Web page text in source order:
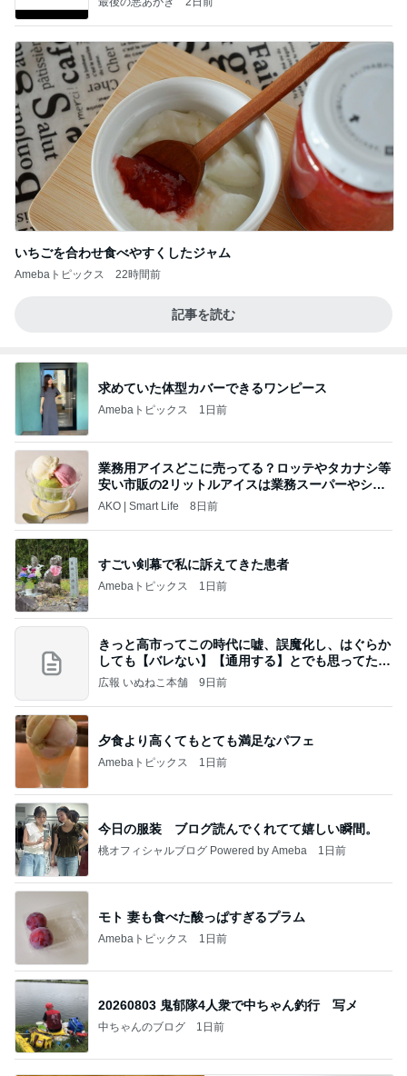
いちごを合わせ食べやすくしたジャム
Amebaトピックス 22時間前
記事を読む
求めていた体型カバーできるワンピース
Amebaトピックス 1日前
業務用アイスどこに売ってる？ロッテやタカナシ等
安い市販の2リットルアイスは業務スーパーやシャ
トレ
AKO | Smart Life 8日前
すごい剣幕で私に訴えてきた患者
Amebaトピックス 1日前
きっと高市ってこの時代に嘘、誤魔化し、はぐらか
しても【バレない】【通用する】とでも思ってたん
だろ
広報 いぬねこ本舗 9日前
夕食より高くてもとても満足なパフェ
Amebaトピックス 1日前
今日の服装 ブログ読んでくれてて嬉しい瞬間。
桃オフィシャルブログ Powered by Ameba 1日前
モト 妻も食べた酸っぱすぎるプラム
Amebaトピックス 1日前
20260803 鬼郁隊4人衆で中ちゃん釣行 写メ
中ちゃんのブログ 1日前